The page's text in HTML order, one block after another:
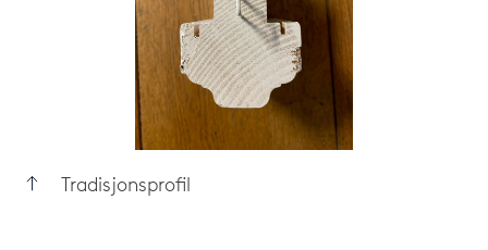
Tradisjonsprofil